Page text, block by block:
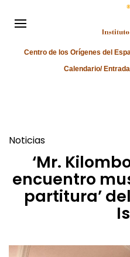
Centro de los Orígenes del
Calendario/
Noticias
‘Mr.
encuentro
partitura’